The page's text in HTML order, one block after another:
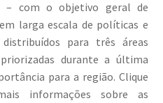
– com o objetivo geral de
larga escala de políticas e
para três áreas
durante a última
para a região. Clique
informações sobre as